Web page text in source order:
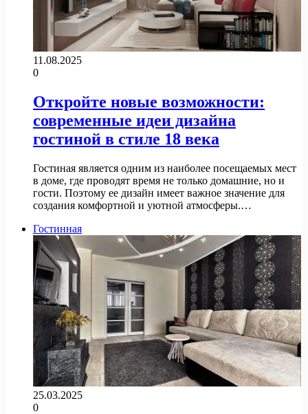
11.08.2025
0
Откройте новые возможности:
современные идеи дизайна
гостиной в стиле 18 века
Гостиная является одним из наиболее посещаемых мест
в доме, где проводят время не только домашние, но и
гости. Поэтому ее дизайн имеет важное значение для
создания комфортной и уютной атмосферы.…
Гостинная
25.03.2025
0